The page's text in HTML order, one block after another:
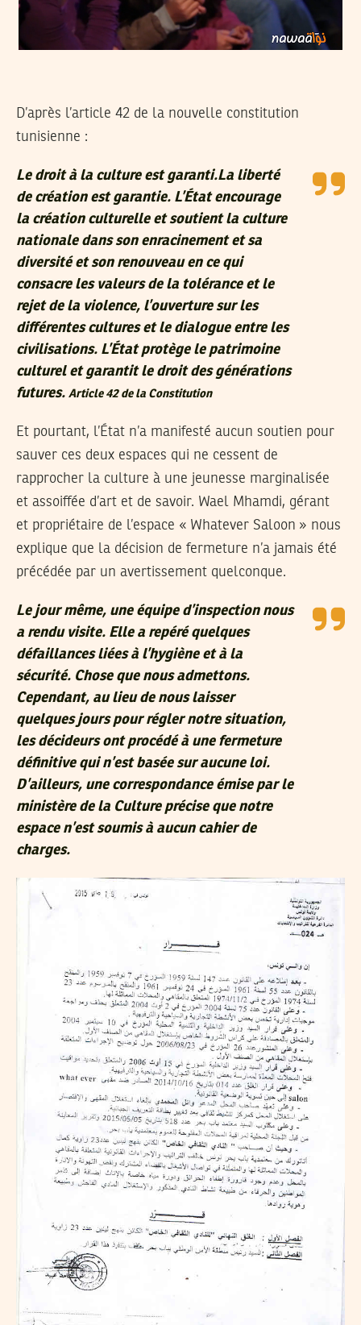
D’après l’article 42 de la nouvelle constitution
tunisienne :
Le droit à la culture est garanti.La liberté
de création est garantie. L’État encourage
la création culturelle et soutient la culture
nationale dans son enracinement et sa
diversité et son renouveau en ce qui
consacre les valeurs de la tolérance et le
rejet de la violence, l’ouverture sur les
différentes cultures et le dialogue entre les
civilisations. L’État protège le patrimoine
culturel et garantit le droit des générations
futures. Article 42 de la Constitution
Et pourtant, l’État n’a manifesté aucun soutien pour
sauver ces deux espaces qui ne cessent de
rapprocher la culture à une jeunesse marginalisée
et assoiffée d’art et de savoir. Wael Mhamdi, gérant
et propriétaire de l’espace « Whatever Saloon » nous
explique que la décision de fermeture n’a jamais été
précédée par un avertissement quelconque.
Le jour même, une équipe d’inspection nous
a rendu visite. Elle a repéré quelques
défaillances liées à l’hygiène et à la
sécurité. Chose que nous admettons.
Cependant, au lieu de nous laisser
quelques jours pour régler notre situation,
les décideurs ont procédé à une fermeture
définitive qui n’est basée sur aucune loi.
D’ailleurs, une correspondance émise par le
ministère de la Culture précise que notre
espace n’est soumis à aucun cahier de
charges.